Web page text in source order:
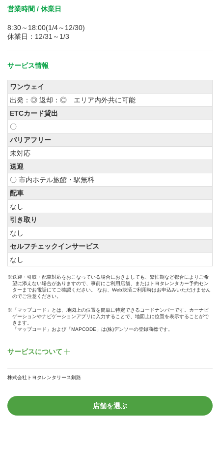
営業時間 / 休業日
8:30～18:00(1/4～12/30)
休業日：12/31～1/3
サービス情報
ワンウェイ
出発：◎ 返却：◎ エリア内外共に可能
ETCカード貸出
〇
バリアフリー
未対応
送迎
〇 市内ホテル旅館・駅無料
配車
なし
引き取り
なし
セルフチェックインサービス
なし
※送迎・引取・配車対応をおこなっている場合におきましても、繁忙期など都合によりご希
望に添えない場合がありますので、事前にご利用店舗、またはトヨタレンタカー予約セン
ターまでお電話にてご確認ください。 なお、Web決済ご利用時はお申込みいただけません
のでご注意ください。
※「マップコード」とは、地図上の位置を簡単に特定できるコードナンバーです。カーナビ
ゲーションやナビゲーションアプリに入力することで、地図上に位置を表示することがで
きます。
「マップコード」および「MAPCODE」は(株)デンソーの登録商標です。
サービスについて
株式会社トヨタレンタリース釧路
店舗を選ぶ